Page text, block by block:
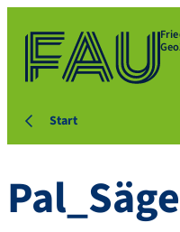
Start